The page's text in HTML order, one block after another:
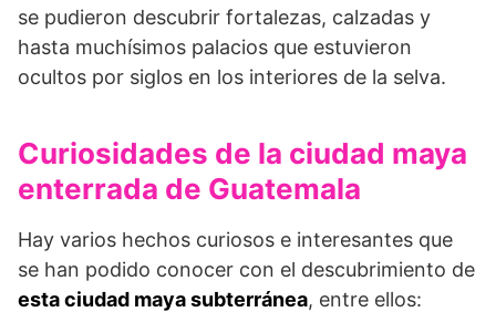
se pudieron descubrir fortalezas, calzadas y
hasta muchísimos palacios que estuvieron
ocultos por siglos en los interiores de la selva.
Curiosidades de la ciudad maya
enterrada de Guatemala
Hay varios hechos curiosos e interesantes que
se han podido conocer con el descubrimiento de
esta ciudad maya subterránea, entre ellos: